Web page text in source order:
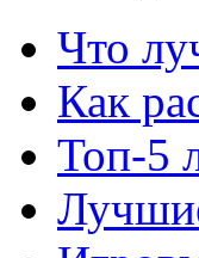
Что
Как
Топ-5